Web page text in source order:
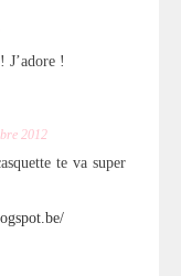
J’adore !
2012
te va super